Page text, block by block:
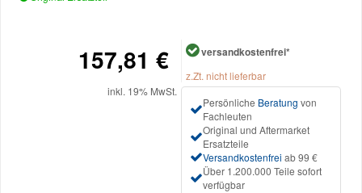
157,81 €
inkl. 19% MwSt.
versandkostenfrei*
z.Zt. nicht lieferbar
Persönliche Beratung von
Fachleuten
Original und Aftermarket
Ersatzteile
Versandkostenfrei ab 99 €
Über 1.200.000 Teile sofort
verfügbar
Zündanlage und Glühanlage
Karosserie Werkzeug
Werkstattbedarf
Daihatsu Ersatzteile